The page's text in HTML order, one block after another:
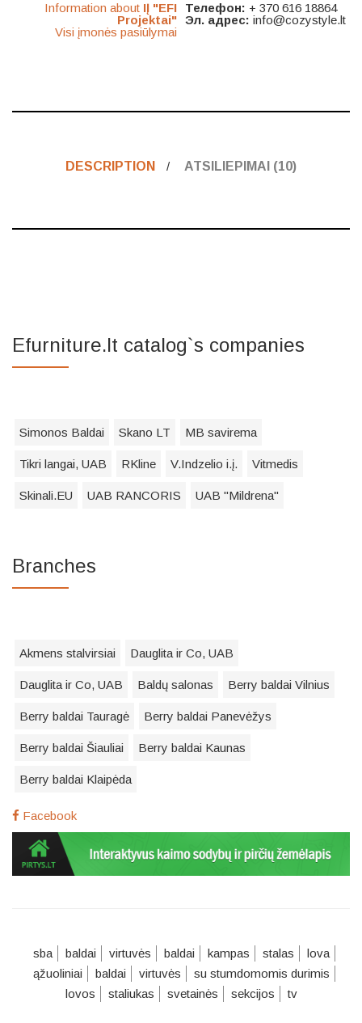
Information about IĮ "EFI
Projektai"
Visi įmonės pasiūlymai
Телефон: + 370 616 18864
Эл. адрес: info@cozystyle.lt
DESCRIPTION ATSILIEPIMAI (10)
Efurniture.lt catalog`s companies
Simonos Baldai Skano LT MB savirema
Tikri langai, UAB RKline V.Indzelio i.į. Vitmedis
Skinali.EU UAB RANCORIS UAB "Mildrena"
Branches
Akmens stalvirsiai Dauglita ir Co, UAB
Dauglita ir Co, UAB Baldų salonas Berry baldai Vilnius
Berry baldai Tauragė Berry baldai Panevėžys
Berry baldai Šiauliai Berry baldai Kaunas
Berry baldai Klaipėda
Facebook
sba baldai virtuvės baldai kampas stalas
lova
ąžuoliniai
baldai virtuvės
su stumdomomis durimis
lovos
staliukas svetainės sekcijos tv